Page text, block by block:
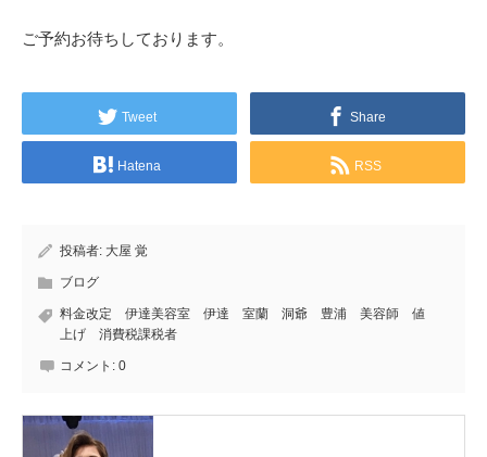
ご予約お待ちしております。
Tweet Share
Hatena RSS
投稿者: 大屋 覚
ブログ
料金改定 伊達美容室 伊達 室蘭 洞爺 豊浦 美容師 値
上げ 消費税課税者
コメント: 0